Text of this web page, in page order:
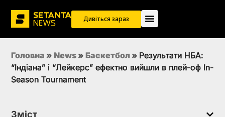
Дивіться зараз
Головна » News » Баскетбол » Результати НБА:
“Індіана” і “Лейкерс” ефектно вийшли в плей-оф In-
Season Tournament
Зміст